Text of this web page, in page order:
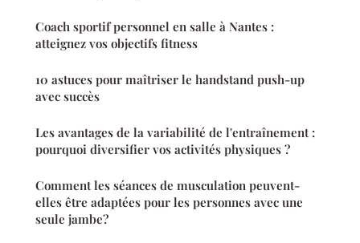
Coach sportif personnel en salle à Nantes :
atteignez vos objectifs fitness
10 astuces pour maîtriser le handstand push-up
avec succès
Les avantages de la variabilité de l'entraînement :
pourquoi diversifier vos activités physiques ?
Comment les séances de musculation peuvent-
elles être adaptées pour les personnes avec une
seule jambe?